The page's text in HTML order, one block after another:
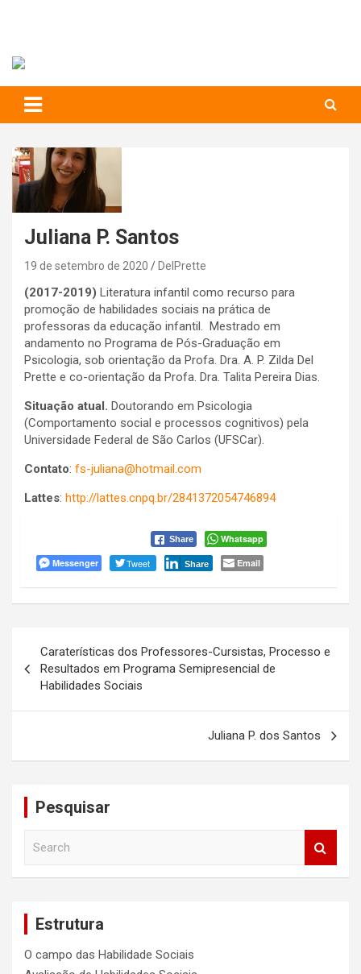
Juliana P. Santos
19 de setembro de 2020 DelPrette
(2017-2019) Literatura infantil como recurso para
promoção de habilidades sociais na prática de
professoras da educação infantil. Mestrado em
andamento no Programa de Pós-Graduação em
Psicologia, sob orientação da Profa. Dra. A. P. Zilda Del
Prette e co-orientação da Profa. Dra. Talita Pereira Dias.
Situação atual. Doutorando em Psicologia
(Comportamento social e processos cognitivos) pela
Universidade Federal de São Carlos (UFSCar).
Contato: fs-juliana@hotmail.com
Lattes: http://lattes.cnpq.br/2841372054746894
Share
Whatsapp
Messenger
Tweet Share Email
de
Post
Caraterísticas dos Professores-Cursistas, Processo e
Resultados em Programa Semipresencial de
Habilidades Sociais
Juliana P. dos Santos
Pesquisar
Estrutura
O campo das Habilidade Sociais